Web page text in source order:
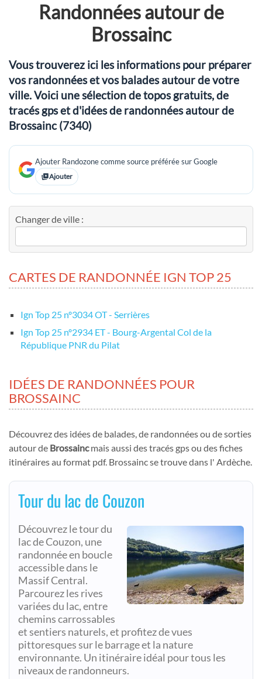
Randonnées autour de
Brossainc
Vous trouverez ici les informations pour préparer
vos randonnées et vos balades autour de votre
ville. Voici une sélection de topos gratuits, de
tracés gps et d'idées de randonnées autour de
Brossainc (7340)
Ajouter Randozone comme source préférée sur Google
Ajouter
Changer de ville :
CARTES DE RANDONNÉE IGN TOP 25
Ign Top 25 nº3034 OT - Serrières
Ign Top 25 nº2934 ET - Bourg-Argental Col de la
République PNR du Pilat
IDÉES DE RANDONNÉES POUR
BROSSAINC
Découvrez des idées de balades, de randonnées ou de sorties
autour de Brossaincmais aussi des tracés gps ou des fiches
itinéraires au format pdf. Brossainc se trouve dans l' Ardèche.
Tour du lac de Couzon
Découvrez le tour du
lac de Couzon, une
randonnée en boucle
accessible dans le
Massif Central.
Parcourez les rives
variées du lac, entre
chemins carrossables
et sentiers naturels, et profitez de vues
pittoresques sur le barrage et la nature
environnante. Un itinéraire idéal pour tous les
niveaux de randonneurs.